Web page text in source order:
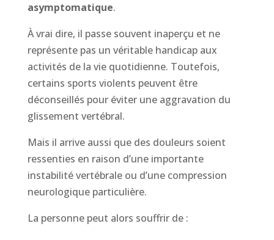
asymptomatique.
À vrai dire, il passe souvent inaperçu et ne
représente pas un véritable handicap aux
activités de la vie quotidienne. Toutefois,
certains sports violents peuvent être
déconseillés pour éviter une aggravation du
glissement vertébral.
Mais il arrive aussi que des douleurs soient
ressenties en raison d’une importante
instabilité vertébrale ou d’une compression
neurologique particulière.
La personne peut alors souffrir de :